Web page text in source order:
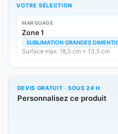
VOTRE SÉLECTION
MARQUAGE
Zone 1
SUBLIMATION GRANDES
Surface max. 18,5 cm × 13,5 cm
DEVIS GRATUIT · SOUS 24 H
Personnalisez ce produit